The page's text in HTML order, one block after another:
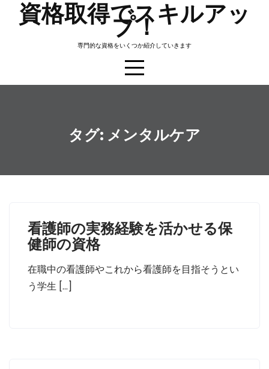
資格取得でスキルアッ
プ！
専門的な資格をいくつか紹介していきます
タグ: メンタルケア
看護師の実務経験を活かせる保
健師の資格
在職中の看護師やこれから看護師を目指そうとい
う学生 […]